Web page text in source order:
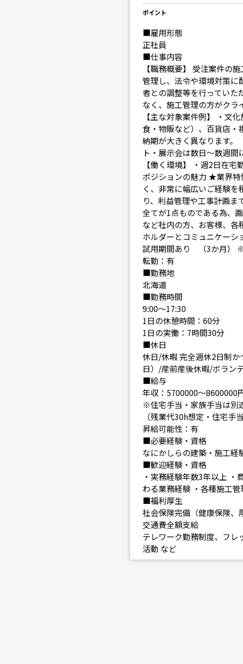
ポイント
■雇用形態
正社員
■仕事内容
【職務概要】 受注案件の
管理し、法令や環境対策に
者との調整等を行っていた
なく、施工管理の方がクラ
【主な対象案件例】 ・文
食・物販など）、百貨店・
納期が大きく異なります
ト・展示会は数日～数週間
【働く環境】 ・週2日在
ポジションの魅力 ★業界特
く、非常に幅広いご経験
り、利益管理や工事計画
全てが1点ものである為、
など社内の方、お客様、各
ホルダーとコミュニケーシ
試用期間あり （3か月）
転勤：有
■勤務地
北海道
■勤務時間
9:00～17:30
1日の休憩時間：60分
1日の実働：7時間30分
■休日
休日/休暇 完全週休2日制
日）/産前産後休暇/ボラン
■給与
年収：5700000～8600000
※住宅手当・家族手当は別
（残業代30h想定・住宅手
昇給可能性：有
■必要経験・資格
なにかしらの建築・施工経
■歓迎経験・資格
・実務経験年数3年以上
わる業務経験 ・各種施工
■福利厚生
社会保険完備（健康保険、
交通費全額支給
テレワーク勤務制度、フ
活動 など